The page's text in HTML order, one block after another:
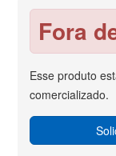
Fora
Esse produto
comercializado.